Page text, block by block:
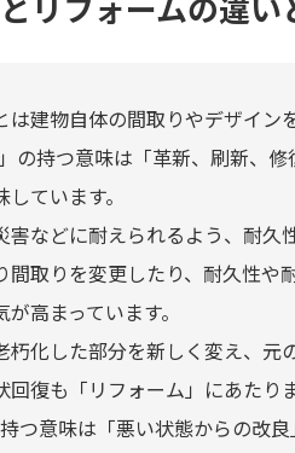
は建物自体の間取りやデザイン
の持つ意味は「革新、刷新、
ています。
害などに耐えられるよう、耐久
間取りを変更したり、耐久性
高まっています。
朽化した部分を新しく変え、元
復も「リフォーム」にあたりま
つ意味は「悪い状態からの改